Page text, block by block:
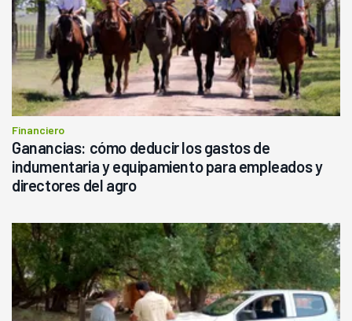
Financiero
Ganancias: cómo deducir los gastos de
indumentaria y equipamiento para empleados y
directores del agro